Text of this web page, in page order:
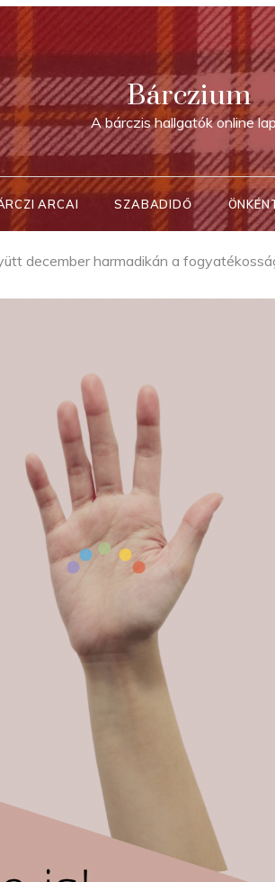
Bárczium
A bárczis hallgatók online
ARCAI SZABADIDŐ
december harmadikán a